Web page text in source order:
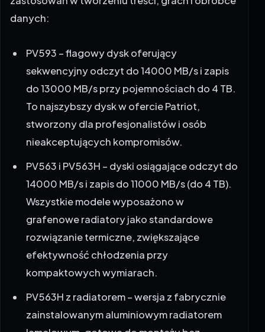
danych:
sekwencyjny odczyt do 14000 MB/s i zapis
do 13000 MB/s przy pojemnościach do 4 TB.
To najszybszy dysk w ofercie Patriot,
stworzony dla profesjonalistów i osób
nieakceptujących kompromisów.
14000 MB/s i zapis do 11000 MB/s (do 4 TB).
Wszystkie modele wyposażono w
grafenowe radiatory jako standardowe
rozwiązanie termiczne, zwiększające
efektywność chłodzenia przy
kompaktowych wymiarach.
zainstalowanym aluminiowym radiatorem
lamelowym, gotowa do montażu bez